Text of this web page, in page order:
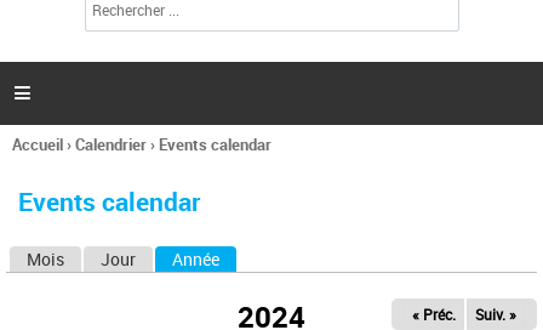
l
c
h
e

Vous
ici
Accueil›Calendrier› Events calendar
Events calendar
Mois Jour Année
2024 « Préc. Suiv. »